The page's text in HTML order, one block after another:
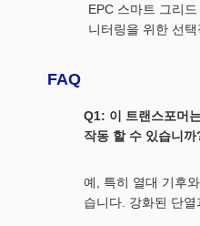
EPC 스마트 그리
니터링을 위한 선
FAQ
Q1: 이 트랜스포머
작동 할 수 있습니까
예, 특히 열대 기후
습니다. 강화된 단열